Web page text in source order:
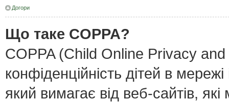
Догори
Що таке COPPA?
COPPA (Child Online Privacy
конфіденційність дітей в
який вимагає від веб-сайтів,